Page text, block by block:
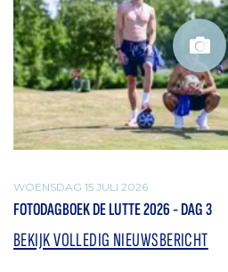
WOENSDAG 15 JULI 2026
FOTODAGBOEK DE LUTTE 2026 - DAG 3
BEKIJK VOLLEDIG NIEUWSBERICHT